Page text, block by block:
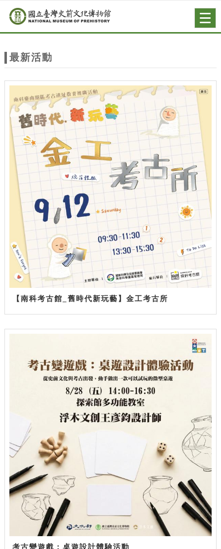
站
主
題
跳到主要內容
網站導覽
最新活動
【南科考古館_舊時代新玩藝】金工考古所
考古變遊戲：桌遊設計體驗活動